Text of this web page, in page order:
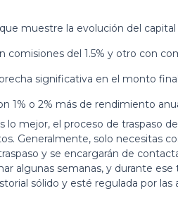
muestre la evolución del
del 1.5% y otro con
significativa en el monto
1% o 2% más de rendimiento
lo mejor, el proceso de traspaso
Generalmente, solo necesitas
y se encargarán de
algunas semanas, y durante
sólido y esté regulada por las